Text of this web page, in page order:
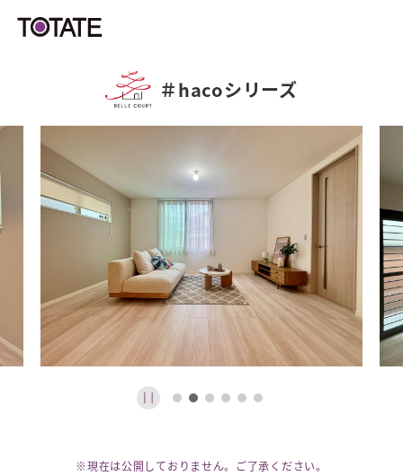
＃hacoシリーズ
※現在は公開しておりません。ご了承ください。